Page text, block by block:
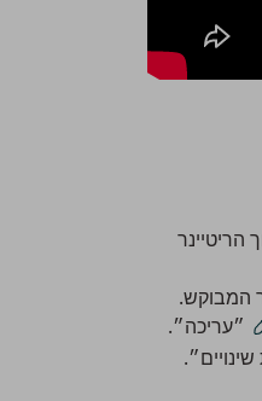
המבוקש.
״עריכה״.